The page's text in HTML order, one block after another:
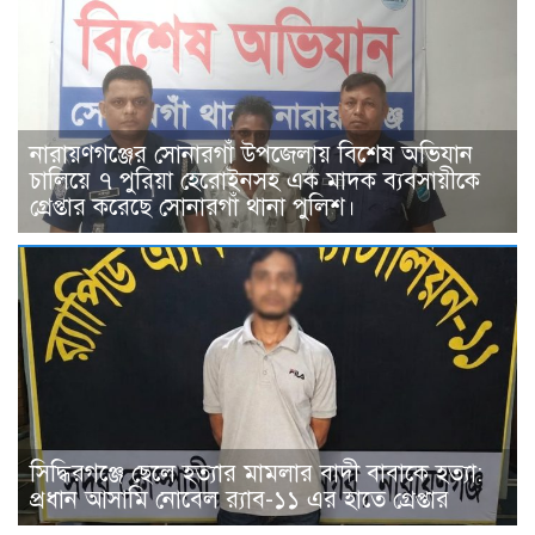
নারায়ণগঞ্জের সোনারগাঁ উপজেলায় বিশেষ অভিযান
চালিয়ে ৭ পুরিয়া হেরোইনসহ এক মাদক ব্যবসায়ীকে
গ্রেপ্তার করেছে সোনারগাঁ থানা পুলিশ।
সিদ্ধিরগঞ্জে ছেলে হত্যার মামলার বাদী বাবাকে হত্যা:
প্রধান আসামি নোবেল র‍্যাব-১১ এর হাতে গ্রেপ্তার